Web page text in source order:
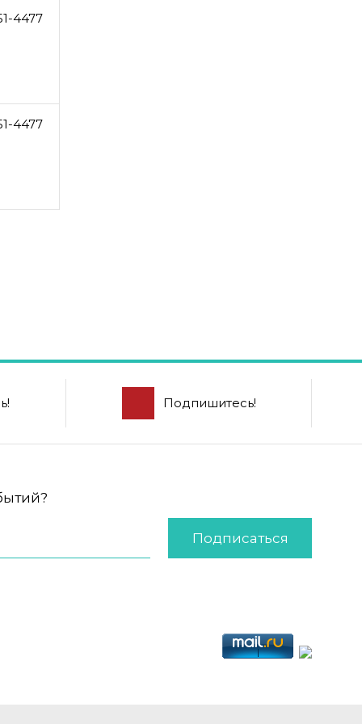
4477
4477
Подпишитесь!
Подписаться